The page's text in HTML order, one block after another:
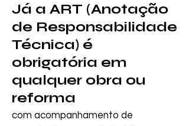
Já a ART (Anotação
de Responsabilidade
Técnica) é
obrigatória em
qualquer obra ou
reforma
com acompanhamento de